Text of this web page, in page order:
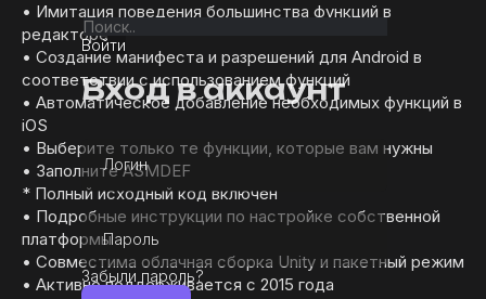
Войти
Вход в аккаунт
Логин
Пароль
Забыли пароль?
• Имитация поведения большинства функций в
редакторе
• Создание манифеста и разрешений для Android в
соответствии с использованием функций
• Автоматическое добавление необходимых функций в
iOS
• Выберите только те функции, которые вам нужны
• Заполните ASMDEF
* Полный исходный код включен
• Подробные инструкции по настройке собственной
платформы
• Совместима облачная сборка Unity и пакетный режим
• Активно поддерживается с 2015 года